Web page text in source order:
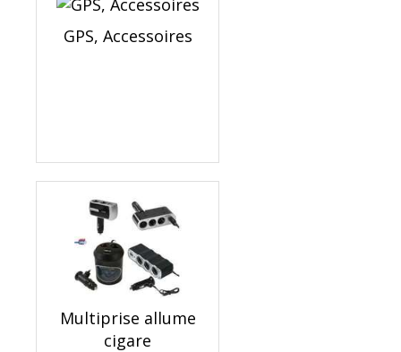
GPS, Accessoires
Multiprise allume
cigare